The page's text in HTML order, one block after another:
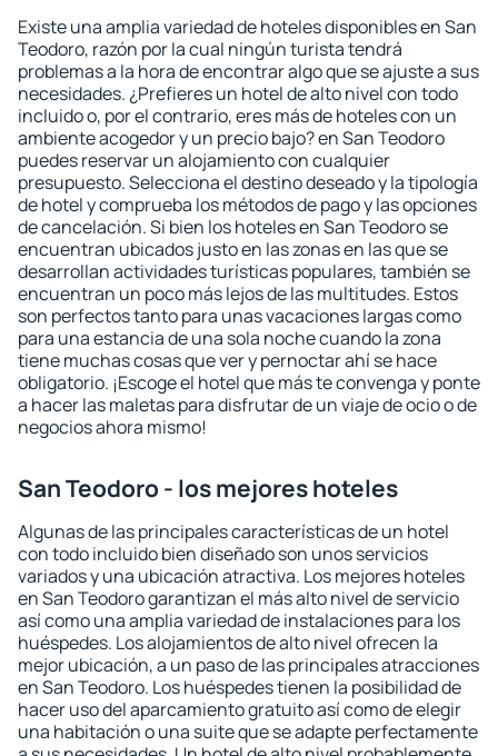
Existe una amplia variedad de hoteles disponibles en San
Teodoro, razón por la cual ningún turista tendrá
problemas a la hora de encontrar algo que se ajuste a sus
necesidades. ¿Prefieres un hotel de alto nivel con todo
incluido o, por el contrario, eres más de hoteles con un
ambiente acogedor y un precio bajo? en San Teodoro
puedes reservar un alojamiento con cualquier
presupuesto. Selecciona el destino deseado y la tipología
de hotel y comprueba los métodos de pago y las opciones
de cancelación. Si bien los hoteles en San Teodoro se
encuentran ubicados justo en las zonas en las que se
desarrollan actividades turísticas populares, también se
encuentran un poco más lejos de las multitudes. Estos
son perfectos tanto para unas vacaciones largas como
para una estancia de una sola noche cuando la zona
tiene muchas cosas que ver y pernoctar ahí se hace
obligatorio. ¡Escoge el hotel que más te convenga y ponte
a hacer las maletas para disfrutar de un viaje de ocio o de
negocios ahora mismo!
San Teodoro - los mejores hoteles
Algunas de las principales características de un hotel
con todo incluido bien diseñado son unos servicios
variados y una ubicación atractiva. Los mejores hoteles
en San Teodoro garantizan el más alto nivel de servicio
así como una amplia variedad de instalaciones para los
huéspedes. Los alojamientos de alto nivel ofrecen la
mejor ubicación, a un paso de las principales atracciones
en San Teodoro. Los huéspedes tienen la posibilidad de
hacer uso del aparcamiento gratuito así como de elegir
una habitación o una suite que se adapte perfectamente